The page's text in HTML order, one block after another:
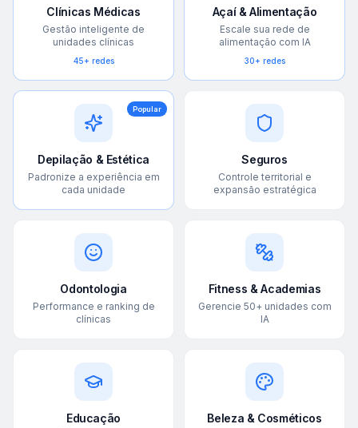
Clínicas Médicas
Gestão inteligente de
unidades clínicas
45+ redes
Açaí & Alimentação
Escale sua rede de
alimentação com IA
30+ redes
Popular
Depilação & Estética
Padronize a experiência em
cada unidade
Seguros
Controle territorial e
expansão estratégica
Odontologia
Performance e ranking de
clínicas
Fitness & Academias
Gerencie 50+ unidades com
IA
Educação Beleza & Cosméticos